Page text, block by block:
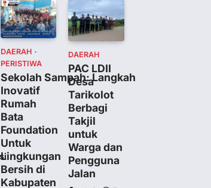
DAERAH
PERISTIWA
Sekolah Sampah: Langkah
Inovatif
Rumah
Bata
Foundation
Untuk
Lingkungan
Bersih di
Kabupaten
DAERAH
PAC LDII
Desa
Tarikolot
Berbagi
Takjil
untuk
Warga dan
Pengguna
Jalan